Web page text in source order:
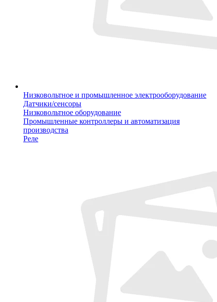
Низковольтное и промышленное электрооборудование
Датчики/сенсоры
Низковольтное оборудование
Промышленные контроллеры и автоматизация
производства
Реле